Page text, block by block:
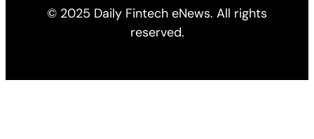
© 2025 Daily Fintech eNews. All rights
reserved.